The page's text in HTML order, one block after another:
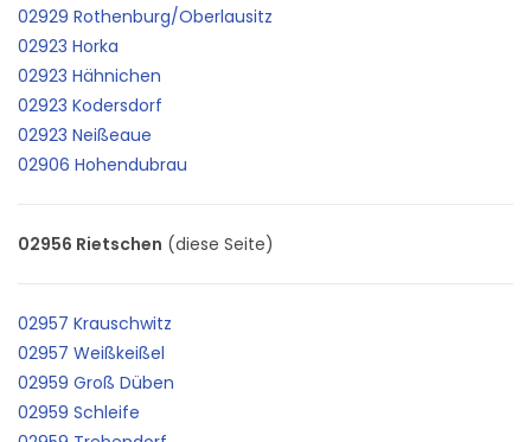
02929 Rothenburg/Oberlausitz
02923 Horka
02923 Hähnichen
02923 Kodersdorf
02923 Neißeaue
02906 Hohendubrau
02956 Rietschen (diese Seite)
02957 Krauschwitz
02957 Weißkeißel
02959 Groß Düben
02959 Schleife